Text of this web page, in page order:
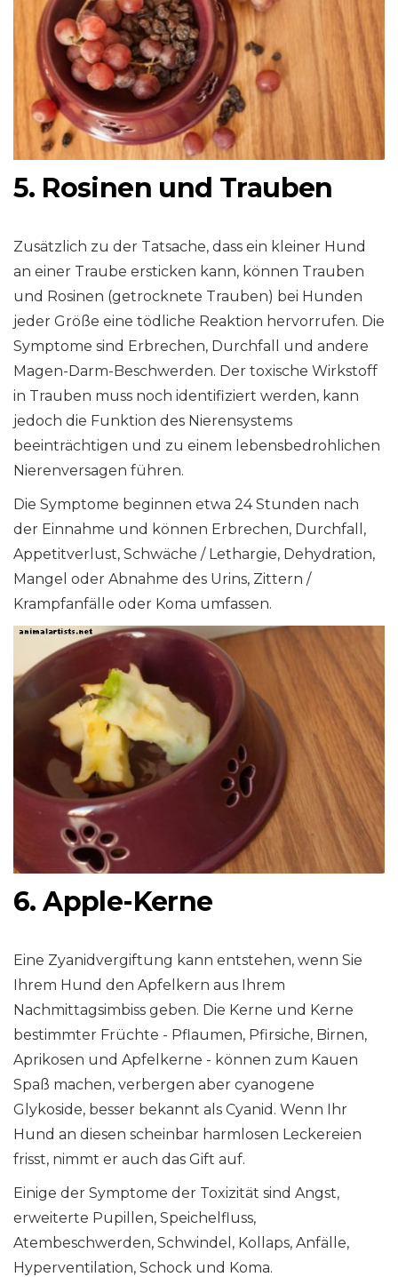
5. Rosinen und Trauben
Zusätzlich zu der Tatsache, dass ein kleiner Hund
an einer Traube ersticken kann, können Trauben
und Rosinen (getrocknete Trauben) bei Hunden
jeder Größe eine tödliche Reaktion hervorrufen. Die
Symptome sind Erbrechen, Durchfall und andere
Magen-Darm-Beschwerden. Der toxische Wirkstoff
in Trauben muss noch identifiziert werden, kann
jedoch die Funktion des Nierensystems
beeinträchtigen und zu einem lebensbedrohlichen
Nierenversagen führen.
Die Symptome beginnen etwa 24 Stunden nach
der Einnahme und können Erbrechen, Durchfall,
Appetitverlust, Schwäche / Lethargie, Dehydration,
Mangel oder Abnahme des Urins, Zittern /
Krampfanfälle oder Koma umfassen.
6. Apple-Kerne
Eine Zyanidvergiftung kann entstehen, wenn Sie
Ihrem Hund den Apfelkern aus Ihrem
Nachmittagsimbiss geben. Die Kerne und Kerne
bestimmter Früchte - Pflaumen, Pfirsiche, Birnen,
Aprikosen und Apfelkerne - können zum Kauen
Spaß machen, verbergen aber cyanogene
Glykoside, besser bekannt als Cyanid. Wenn Ihr
Hund an diesen scheinbar harmlosen Leckereien
frisst, nimmt er auch das Gift auf.
Einige der Symptome der Toxizität sind Angst,
erweiterte Pupillen, Speichelfluss,
Atembeschwerden, Schwindel, Kollaps, Anfälle,
Hyperventilation, Schock und Koma.